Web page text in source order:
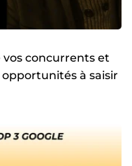
vos concurrents et
à saisir